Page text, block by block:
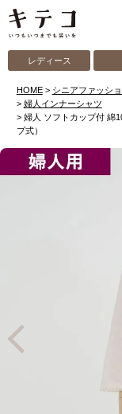
レディース
HOME シニアファッシ
婦人インナーシャツ
婦人 ソフトカップ付 綿
プ式）